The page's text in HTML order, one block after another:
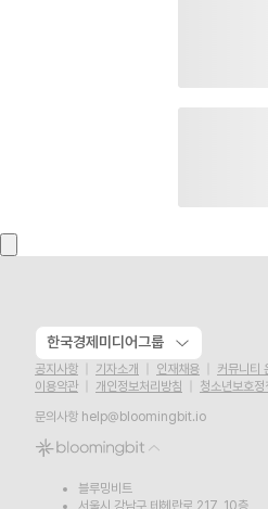
한국경제미디어그룹
공지사항 기자소개 인재채용
커뮤니티
이용약관
개인정보처리방침 청소년보호정
문의사항 help@bloomingbit.io
블루밍비트
서울시 강남구 테헤란로 217, 10층